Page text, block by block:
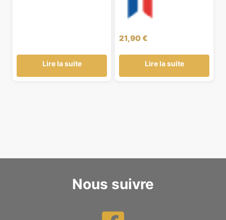
Lire la suite
21,90€
Lire la suite
Nous suivre